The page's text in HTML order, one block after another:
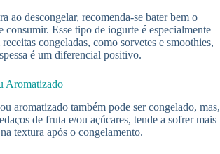
ao descongelar, recomenda-se bater bem o
consumir. Esse tipo de iogurte é especialmente
congeladas, como sorvetes e smoothies,
é um diferencial positivo.
Aromatizado
aromatizado também pode ser congelado, mas,
de fruta e/ou açúcares, tende a sofrer mais
textura após o congelamento.